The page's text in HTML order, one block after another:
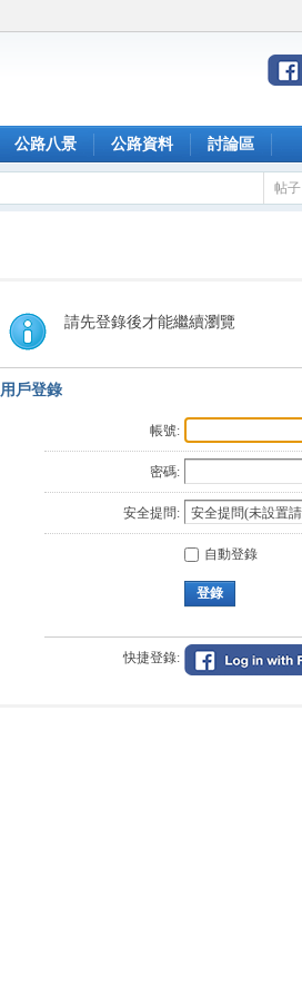
公路八景 公路資料 討論區
帖子
請先登錄後才能繼續瀏覽
用戶登錄
帳號:
密碼:
安全提問:
自動登錄
登錄
快捷登錄: